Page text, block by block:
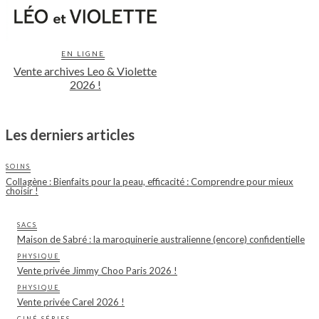
EN LIGNE
Vente archives Leo & Violette
2026 !
Les derniers articles
SOINS
Collagène : Bienfaits pour la peau, efficacité : Comprendre pour mieux
choisir !
SACS
Maison de Sabré : la maroquinerie australienne (encore) confidentielle
PHYSIQUE
Vente privée Jimmy Choo Paris 2026 !
PHYSIQUE
Vente privée Carel 2026 !